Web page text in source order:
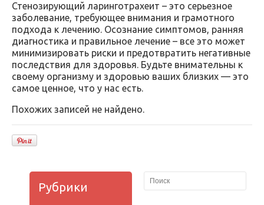
Стенозирующий ларинготрахеит – это серьезное
заболевание, требующее внимания и грамотного
подхода к лечению. Осознание симптомов, ранняя
диагностика и правильное лечение – все это может
минимизировать риски и предотвратить негативные
последствия для здоровья. Будьте внимательны к
своему организму и здоровью ваших близких — это
самое ценное, что у нас есть.
Похожих записей не найдено.
Рубрики